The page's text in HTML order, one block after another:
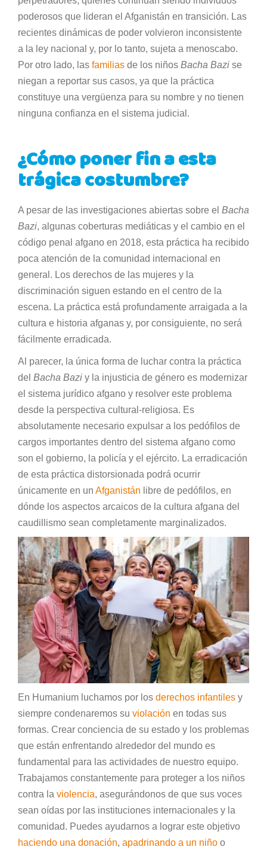
poderosos que lideran el Afganistán en transición. Las
recientes dinámicas de poder volvieron inconsistente
a la ley nacional y, por lo tanto, sujeta a menoscabo.
Por otro lado, las familias de los niños Bacha Bazi se
niegan a reportar sus casos, ya que la práctica
constituye una vergüenza para su nombre y no tienen
ninguna confianza en el sistema judicial.
¿Cómo poner fin a esta
trágica costumbre?
A pesar de las investigaciones abiertas sobre el Bacha
Bazi, algunas coberturas mediáticas y el cambio en el
código penal afgano en 2018, esta práctica ha recibido
poca atención de la comunidad internacional en
general. Los derechos de las mujeres y la
discriminación siguen estando en el centro de la
escena. La práctica está profundamente arraigada a la
cultura e historia afganas y, por consiguiente, no será
fácilmente erradicada.
Al parecer, la única forma de luchar contra la práctica
del Bacha Bazi y la injusticia de género es modernizar
el sistema jurídico afgano y resolver este problema
desde la perspectiva cultural-religiosa. Es
absolutamente necesario expulsar a los pedófilos de
cargos importantes dentro del sistema afgano como
son el gobierno, la policía y el ejército. La erradicación
de esta práctica distorsionada podrá ocurrir
únicamente en un Afganistán libre de pedófilos, en
dónde los aspectos arcaicos de la cultura afgana del
caudillismo sean completamente marginalizados.
En Humanium luchamos por los derechos infantiles y
siempre condenaremos su violación en todas sus
formas. Crear conciencia de su estado y los problemas
que están enfrentando alrededor del mundo es
fundamental para las actividades de nuestro equipo.
Trabajamos constantemente para proteger a los niños
contra la violencia, asegurándonos de que sus voces
sean oídas por las instituciones internacionales y la
comunidad. Puedes ayudarnos a lograr este objetivo
haciendo una donación, apadrinando a un niño o